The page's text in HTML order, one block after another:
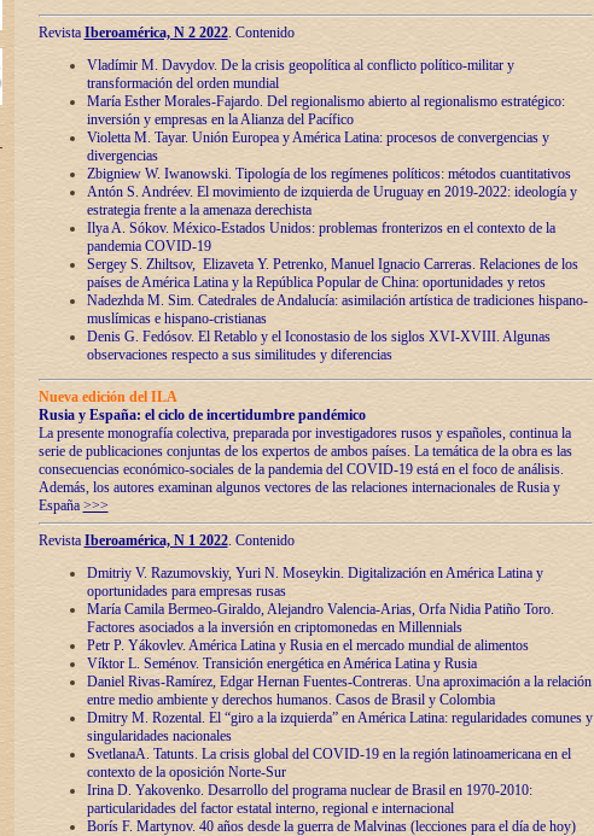
Revista Iberoamérica, N 2 2022. Contenido
Vladímir M. Davydov. De la crisis geopolítica al conflicto político-militar y
transformación del orden mundial
María Esther Morales-Fajardo. Del regionalismo abierto al regionalismo estratégico:
inversión y empresas en la Alianza del Pacífico
Violetta M. Tayar. Unión Europea y América Latina: procesos de convergencias y
divergencias
Zbigniew W. Iwanowski. Tipología de los regímenes políticos: métodos cuantitativos
Antón S. Andréev. El movimiento de izquierda de Uruguay en 2019-2022: ideología y
estrategia frente a la amenaza derechista
Ilya A. Sókov. México-Estados Unidos: problemas fronterizos en el contexto de la
pandemia COVID-19
Sergey S. Zhiltsov, Elizaveta Y. Petrenko, Manuel Ignacio Carreras. Relaciones de los
países de América Latina y la República Popular de China: oportunidades y retos
Nadezhda M. Sim. Catedrales de Andalucía: asimilación artística de tradiciones hispano-
muslímicas e hispano-cristianas
Denis G. Fedósov. El Retablo y el Iconostasio de los siglos XVI-XVIII. Algunas
observaciones respecto a sus similitudes y diferencias
Nueva edición del ILA
Rusia y España: el ciclo de incertidumbre pandémico
La presente monografía colectiva, preparada por investigadores rusos y españoles, continua la
serie de publicaciones conjuntas de los expertos de ambos países. La temática de la obra es las
consecuencias económico-sociales de la pandemia del COVID-19 está en el foco de análisis.
Además, los autores examinan algunos vectores de las relaciones internacionales de Rusia y
España >>>
Revista Iberoamérica, N 1 2022. Contenido
Dmitriy V. Razumovskiy, Yuri N. Moseykin. Digitalización en América Latina y
oportunidades para empresas rusas
María Camila Bermeo-Giraldo, Alejandro Valencia-Arias, Orfa Nidia Patiño Toro.
Factores asociados a la inversión en criptomonedas en Millennials
Petr P. Yákovlev. América Latina y Rusia en el mercado mundial de alimentos
Víktor L. Seménov. Transición energética en América Latina y Rusia
Daniel Rivas-Ramírez, Edgar Hernan Fuentes-Contreras. Una aproximación a la relación
entre medio ambiente y derechos humanos. Casos de Brasil y Colombia
Dmitry M. Rozental. El “giro a la izquierda” en América Latina: regularidades comunes y
singularidades nacionales
SvetlanaA. Tatunts. La crisis global del COVID-19 en la región latinoamericana en el
contexto de la oposición Norte-Sur
Irina D. Yakovenko. Desarrollo del programa nuclear de Brasil en 1970-2010:
particularidades del factor estatal interno, regional e internacional
Borís F. Martynov. 40 años desde la guerra de Malvinas (lecciones para el día de hoy)